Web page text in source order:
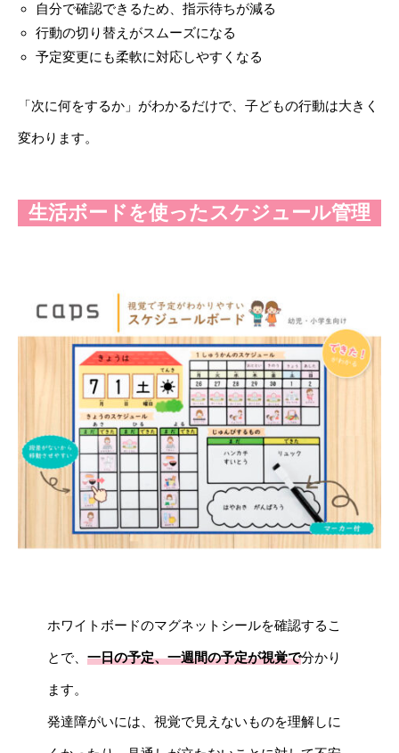
自分で確認できるため、指示待ちが減る
行動の切り替えがスムーズになる
予定変更にも柔軟に対応しやすくなる
「次に何をするか」がわかるだけで、子どもの行動は大きく
変わります。
生活ボードを使ったスケジュール管理
ホワイトボードのマグネットシールを確認するこ
とで、 一日の予定、一週間の予定が視覚で分かり
ます。
発達障がいには、視覚で見えないものを理解しに